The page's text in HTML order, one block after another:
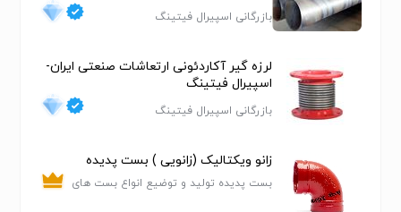
انتقال جریان الکتریکی و انتقال حرارت.
کلاف و مویی (capilary) در سایزهای مختلف بنا به نیاز و شرایط
مصرف ارائه میگردد.
مشخصات کاربردی
بازرگانی اسپیرال فیتینگ
لرزه گیر آکاردئونی ارتعاشات صنعتی ایران-
اسپیرال فیتینگ
بازرگانی اسپیرال فیتینگ
زانو ویکتالیک (زانویی ) بست پدیده
بست پدیده تولید و توضیع انواع بست های